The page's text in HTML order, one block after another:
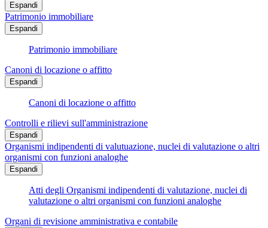
Espandi
Patrimonio immobiliare
Espandi
Patrimonio immobiliare
Canoni di locazione o affitto
Espandi
Canoni di locazione o affitto
Controlli e rilievi sull'amministrazione
Espandi
Organismi indipendenti di valutuazione, nuclei di valutazione o altri
organismi con funzioni analoghe
Espandi
Atti degli Organismi indipendenti di valutazione, nuclei di
valutazione o altri organismi con funzioni analoghe
Organi di revisione amministrativa e contabile